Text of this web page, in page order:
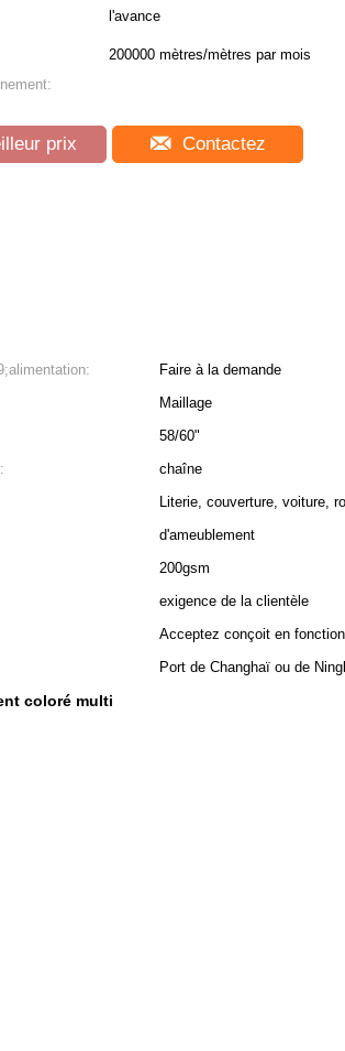
l'avance
200000 mètres/mètres par mois
prix Contactez
Faire à la demande
Maillage
58/60"
chaîne
Literie, couverture, voiture,
d'ameublement
200gsm
exigence de la clientèle
Acceptez conçoit en
Port de Changhaï ou de
coloré multi